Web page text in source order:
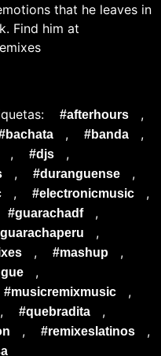
that he leaves in
Find him at
#afterhours ,
, #banda ,
, #djs ,
, #duranguense ,
, #electronicmusic ,
#guarachadf ,
,
, #mashup ,
,
#musicremixmusic ,
, #quebradita ,
, #remixeslatinos ,